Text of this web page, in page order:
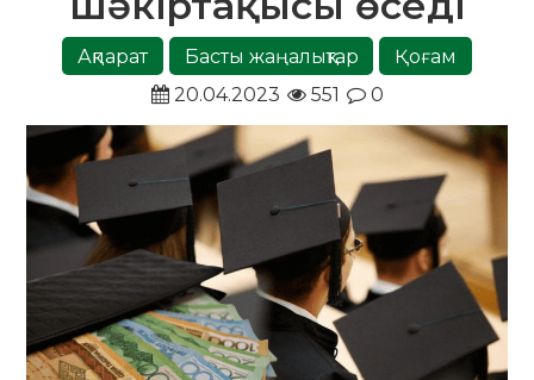
Ақпарат Басты жаңалықтар
Қоғам
20.04.2023
551 0